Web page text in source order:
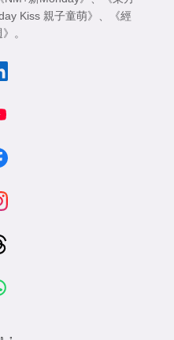
Kiss 親子童萌》 、
《經
。